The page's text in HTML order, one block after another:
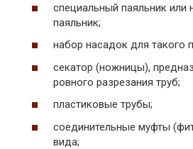
специальный паяльник или
паяльник;
набор насадок для такого
секатор (ножницы),
ровного разрезания труб;
пластиковые трубы;
соединительные муфты
вида;